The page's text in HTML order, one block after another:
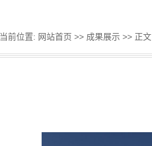
当前位置: 网站首页 >> 成果展示 >> 正文